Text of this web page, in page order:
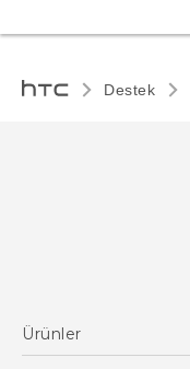
Destek
Ürünler